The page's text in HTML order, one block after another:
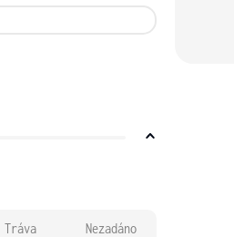
Tráva Nezadáno